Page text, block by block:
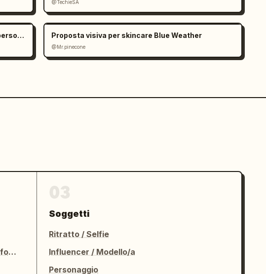
@TechieSA
Istruzioni di riferimento per la coerenza dei personaggi Proposta visiva per skincare Blue Weather
@Mr.pinecone
Fermo immagine cinematografico / Still fotografico
Soggetti
Ritratto / Selfie
Influencer / Modello/a
Personaggio